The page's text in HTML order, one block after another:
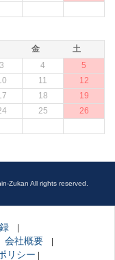
金
土
3 4
5
11
12
18
19
25
26
Zukan All rights reserved.
会社概要
リシー